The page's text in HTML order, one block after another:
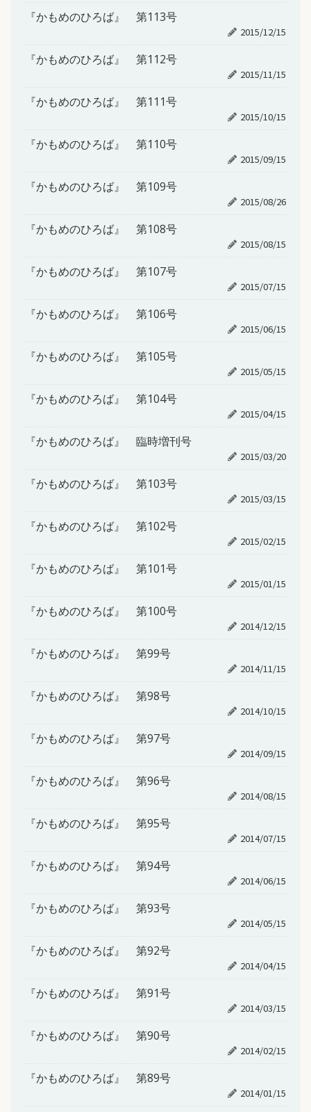
『かもめのひろば』 第113号
2015/12/15
『かもめのひろば』 第112号
2015/11/15
『かもめのひろば』 第111号
2015/10/15
『かもめのひろば』 第110号
2015/09/15
『かもめのひろば』 第109号
2015/08/26
『かもめのひろば』 第108号
2015/08/15
『かもめのひろば』 第107号
2015/07/15
『かもめのひろば』 第106号
2015/06/15
『かもめのひろば』 第105号
2015/05/15
『かもめのひろば』 第104号
2015/04/15
『かもめのひろば』 臨時増刊号
2015/03/20
『かもめのひろば』 第103号
2015/03/15
『かもめのひろば』 第102号
2015/02/15
『かもめのひろば』 第101号
2015/01/15
『かもめのひろば』 第100号
2014/12/15
『かもめのひろば』 第99号
2014/11/15
『かもめのひろば』 第98号
2014/10/15
『かもめのひろば』 第97号
2014/09/15
『かもめのひろば』 第96号
2014/08/15
『かもめのひろば』 第95号
2014/07/15
『かもめのひろば』 第94号
2014/06/15
『かもめのひろば』 第93号
2014/05/15
『かもめのひろば』 第92号
2014/04/15
『かもめのひろば』 第91号
2014/03/15
『かもめのひろば』 第90号
2014/02/15
『かもめのひろば』 第89号
2014/01/15